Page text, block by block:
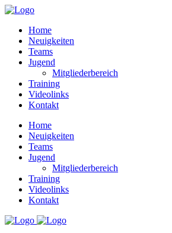
Home
Neuigkeiten
Teams
Jugend
Mitgliederbereich
Training
Videolinks
Kontakt
Home
Neuigkeiten
Teams
Jugend
Mitgliederbereich
Training
Videolinks
Kontakt